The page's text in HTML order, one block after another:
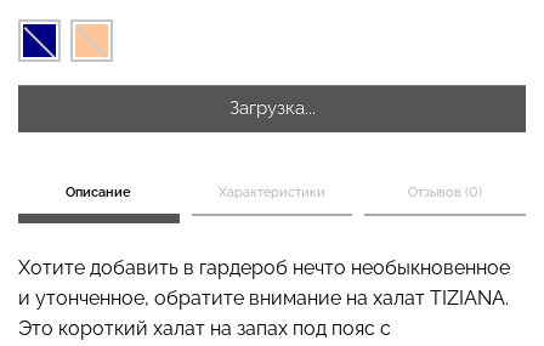
Загрузка...
Описание Характеристики Отзывов (0)
Хотите добавить в гардероб нечто необыкновенное
и утонченное, обратите внимание на халат TIZIANA.
Это короткий халат на запах под пояс с
black (черный) Giulia
258 грн.369 грн.